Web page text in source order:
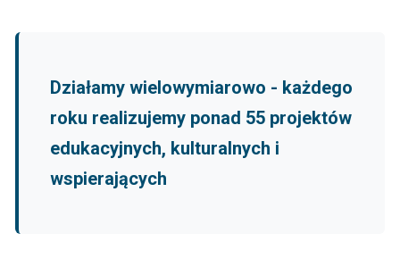
Działamy wielowymiarowo - każdego
roku realizujemy ponad 55 projektów
edukacyjnych, kulturalnych i
wspierających